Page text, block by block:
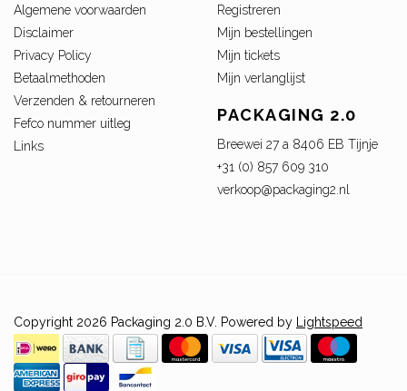
Algemene voorwaarden
Disclaimer
Privacy Policy
Betaalmethoden
Verzenden & retourneren
Fefco nummer uitleg
Links
Registreren
Mijn bestellingen
Mijn tickets
Mijn verlanglijst
PACKAGING 2.0
Breewei 27 a 8406 EB Tijnje
+31 (0) 857 609 310
verkoop@packaging2.nl
Copyright 2026 Packaging 2.0 B.V. Powered by Lightspeed